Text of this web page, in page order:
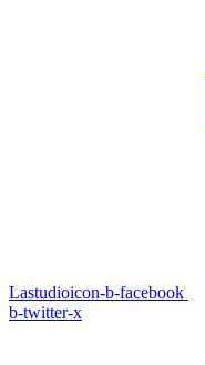
Lastudioicon-b-facebook
b-twitter-x